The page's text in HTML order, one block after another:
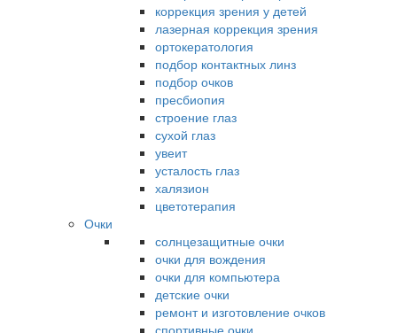
коррекция зрения у детей
лазерная коррекция зрения
ортокератология
подбор контактных линз
подбор очков
пресбиопия
строение глаз
сухой глаз
увеит
усталость глаз
халязион
цветотерапия
Очки
солнцезащитные очки
очки для вождения
очки для компьютера
детские очки
ремонт и изготовление очков